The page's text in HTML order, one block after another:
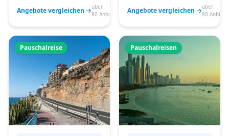
Angebote vergleichen →über
80 Anbieter
Angebote vergleichen →über
80
Pauschalreise Pauschalreisen